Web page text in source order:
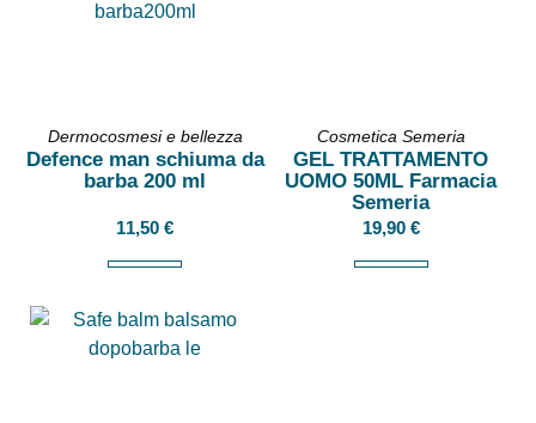
Dermocosmesi e bellezza
Defence man schiuma da
barba 200 ml
11,50€
Cosmetica Semeria
GEL TRATTAMENTO
UOMO 50ML Farmacia
Semeria
19,90 €